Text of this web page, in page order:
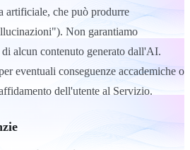
artificiale, che può produrre
Non garantiamo
alcun contenuto generato dall'AI.
eventuali conseguenze accademiche o
dell'utente al Servizio.